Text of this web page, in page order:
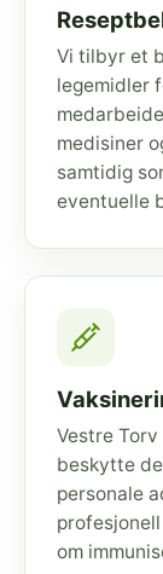
Vi tilbyr et
legemidler
medisiner
samtidig
eventuelle
Vestre
beskytte
personale
om